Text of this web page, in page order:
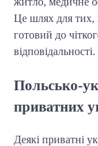
Це шлях для тих,
готовий до
відповідальності.
Польсько-
приватних
Деякі приватні